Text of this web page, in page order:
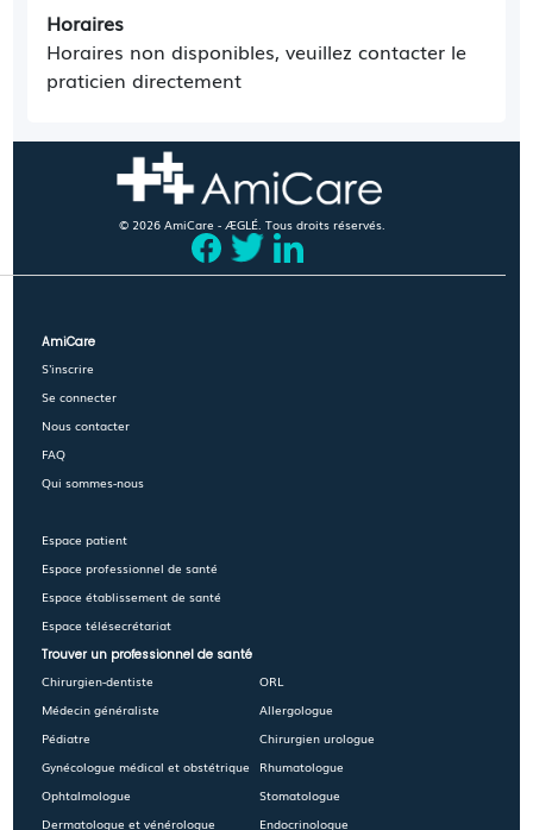
Horaires
Horaires non disponibles, veuillez contacter le
praticien directement
© 2026 AmiCare - ÆGLÉ. Tous droits réservés.
AmiCare
S'inscrire
Se connecter
Nous contacter
FAQ
Qui sommes-nous
Espace patient
Espace professionnel de santé
Espace établissement de santé
Espace télésecrétariat
Trouver un professionnel de santé
Chirurgien-dentiste
Médecin généraliste
Pédiatre
Gynécologue médical et obstétrique
Ophtalmologue
Dermatologue et vénérologue
ORL
Allergologue
Chirurgien urologue
Rhumatologue
Stomatologue
Endocrinologue